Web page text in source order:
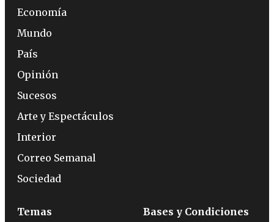
Economía
Mundo
País
Opinión
Sucesos
Arte y Espectáculos
Interior
Correo Semanal
Sociedad
Temas Bases y Condiciones